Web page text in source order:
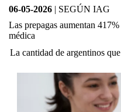
06-05-2026 | SEGÚN IAG
Las prepagas aumentan
médica
La cantidad de argentinos